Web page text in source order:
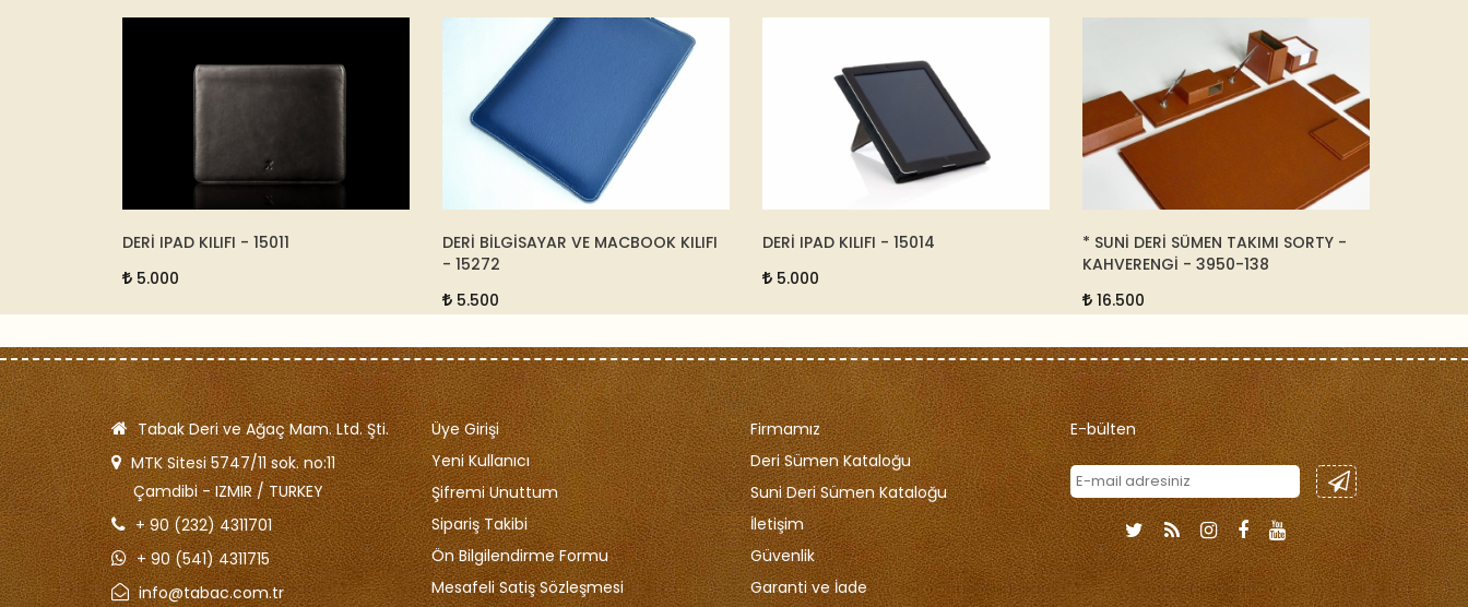
DERİ IPAD KILIFI - 15011
5.000
DERİ BİLGİSAYAR VE MACBOOK KILIFI
- 15272
5.500
DERİ IPAD KILIFI - 15014
5.000
* SUNİ DERİ SÜMEN TAKIMI SORTY -
KAHVERENGİ - 3950-138
16.500
Tabak Deri ve Ağaç Mam. Ltd. Şti.
MTK Sitesi 5747/11 sok. no:11
Çamdibi - IZMIR / TURKEY
+ 90 (232) 4311701
+ 90 (541) 4311715
info@tabac.com.tr
Üye Girişi
Yeni Kullanıcı
Şifremi Unuttum
Sipariş Takibi
Ön Bilgilendirme Formu
Mesafeli Satiş Sözleşmesi
Firmamız
Deri Sümen Kataloğu
Suni Deri Sümen Kataloğu
İletişim
Güvenlik
Garanti ve İade
E-bülten